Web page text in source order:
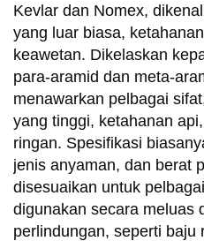
Kevlar dan Nomex,
yang luar biasa,
keawetan. Dikelaskan
para-aramid dan meta-
menawarkan pelbagai
yang tinggi, ketahanan
ringan. Spesifikasi
jenis anyaman, dan berat
disesuaikan untuk
digunakan secara meluas
perlindungan, seperti baju